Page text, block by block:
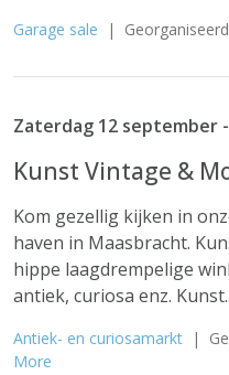
Garage sale |
Zaterdag 12 september
Kunst Vintage &
Kom gezellig kijken in
haven in Maasbracht.
hippe laagdrempelige
antiek, curiosa enz.
Antiek- en curiosamarkt |
More